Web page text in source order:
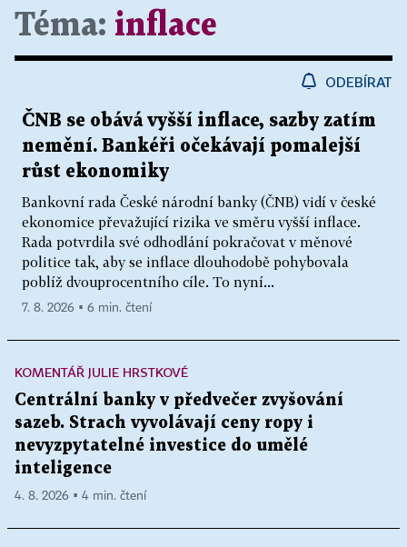
Téma: inflace
ODEBÍRAT
ČNB se obává vyšší inflace, sazby zatím
nemění. Bankéři očekávají pomalejší
růst ekonomiky
Bankovní rada České národní banky (ČNB) vidí v české
ekonomice převažující rizika ve směru vyšší inflace.
Rada potvrdila své odhodlání pokračovat v měnové
politice tak, aby se inflace dlouhodobě pohybovala
poblíž dvouprocentního cíle. To nyní...
7. 8. 2026 ▪ 6 min. čtení
KOMENTÁŘ JULIE HRSTKOVÉ
Centrální banky v předvečer zvyšování
sazeb. Strach vyvolávají ceny ropy i
nevyzpytatelné investice do umělé
inteligence
4. 8. 2026 ▪ 4 min. čtení